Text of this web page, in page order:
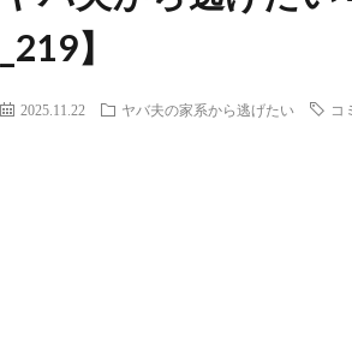
_219】
2025.11.22 ヤバ夫の家系から逃げたい コ